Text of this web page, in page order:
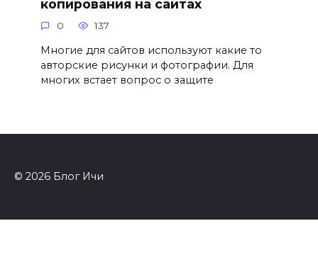
копирования на сайтах
0 137
Многие для сайтов используют какие то
авторские рисунки и фотографии. Для
многих встает вопрос о защите
© 2026 Блог Ичи